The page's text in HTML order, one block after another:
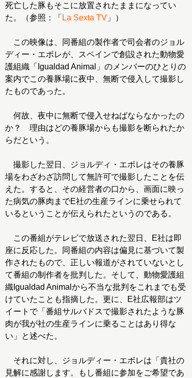
死亡した豚もそこに放置されたままになってい
た。（参照：「 La Sexta TV 」）
この映像は、同番組の製作者で司会者のジョル
ディー・エボレが、スペインで創設された動物愛
護組織「Igualdad Animal」のメンバーのひとりの
案内でこの養豚場に夜中、無断で侵入して撮影し
たものであった。
何故、夜中に無断で侵入せねばならなかったの
か？ 理由はどの養豚場からも撮影を断られたか
らだという。
撮影した翌日、ジョルディ・エボレはその養豚
場をわざわざ訪問して無許可で撮影したことを伝
えた。すると、その経営者の口から、画面に映っ
た病気の豚肉までE社の生産ラインに乗せられて
いるということが伝えられたというのである。
この番組がテレビで放送された翌日、E社は即
座に反応した。同番組の内容は偏見に基づいて製
作されたもので、正しい報道がされていないとし
て番組の制作者を批判した。そして、動物愛護組
織Igualdad Animalから不当な批判をこれまでも受
けていたことも指摘した。更に、E社広報部はツ
イートで「番組サルバドスで撮影されたような豚
肉が我が社の生産ラインに乗ることはあり得な
い」と述べた。
それに対し、ジョルディー・エボレは「貴社の
見解に感謝します。もし番組に参加をご希望であ